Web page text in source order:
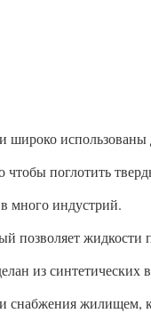
использованы
поглотить
много индустрий.
позволяет
из синтетических
жилищем,